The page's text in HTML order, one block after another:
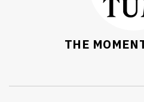
THE